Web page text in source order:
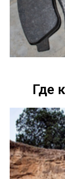
Где